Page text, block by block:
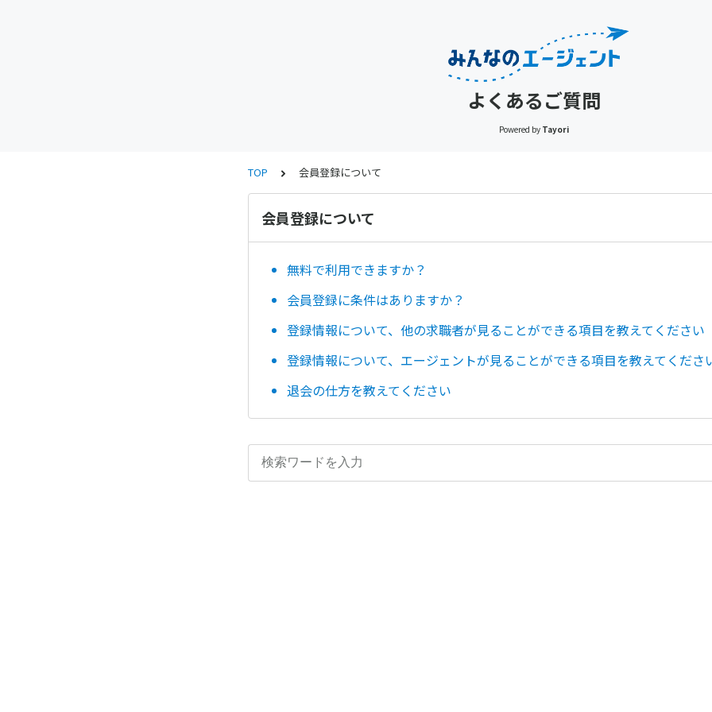
よくあるご質問
Powered by Tayori
TOP 会員登録について
会員登録について
無料で利用できますか？
会員登録に条件はありますか？
登録情報について、他の求職者が見ることができる項目を教えてください
登録情報について、エージェントが見ることができる項目を教えてくださ
退会の仕方を教えてください